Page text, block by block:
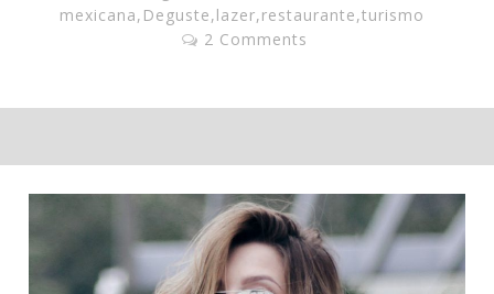
mexicana, Deguste,lazer,restaurante,turismo
2 Comments